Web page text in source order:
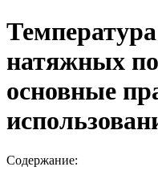
натяжных
основные
Содержание: